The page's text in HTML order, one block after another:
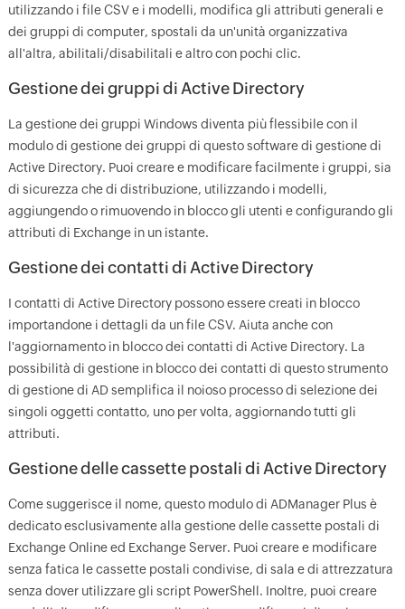
utilizzando i file CSV e i modelli, modifica gli attributi generali e
dei gruppi di computer, spostali da un'unità organizzativa
all'altra, abilitali/disabilitali e altro con pochi clic.
Gestione dei gruppi di Active Directory
La gestione dei gruppi Windows diventa più flessibile con il
modulo di gestione dei gruppi di questo software di gestione di
Active Directory. Puoi creare e modificare facilmente i gruppi, sia
di sicurezza che di distribuzione, utilizzando i modelli,
aggiungendo o rimuovendo in blocco gli utenti e configurando gli
attributi di Exchange in un istante.
Gestione dei contatti di Active Directory
I contatti di Active Directory possono essere creati in blocco
importandone i dettagli da un file CSV. Aiuta anche con
l'aggiornamento in blocco dei contatti di Active Directory. La
possibilità di gestione in blocco dei contatti di questo strumento
di gestione di AD semplifica il noioso processo di selezione dei
singoli oggetti contatto, uno per volta, aggiornando tutti gli
attributi.
Gestione delle cassette postali di Active Directory
Come suggerisce il nome, questo modulo di ADManager Plus è
dedicato esclusivamente alla gestione delle cassette postali di
Exchange Online ed Exchange Server. Puoi creare e modificare
senza fatica le cassette postali condivise, di sala e di attrezzatura
senza dover utilizzare gli script PowerShell. Inoltre, puoi creare